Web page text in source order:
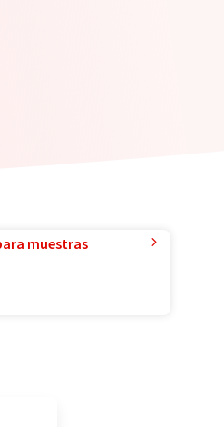
muestras